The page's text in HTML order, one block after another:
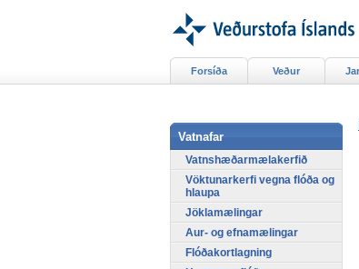
Forsíða Veður
Vatnafar
Vatnshæðarmælakerfið
Vöktunarkerfi vegna flóða og
hlaupa
Jöklamælingar
Aur- og efnamælingar
Flóðakortlagning